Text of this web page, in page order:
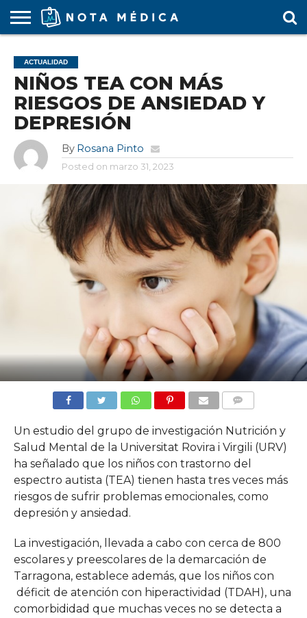
MÉDICA
ARS
ARTÍCULO
ACTUALIDAD
COLEGIO
MÉDICO
COVID-
19
EDUCACIÓN
MÉDICA
ESTUDIANTES
FARMACÉUTICAS
GUBERNAMENTAL
HOSPITALES
Y CLÍNICAS
MARKETING
MÉDICO
RESIDENTES
SALUD
LABORAL
SOCIEDADES
MÉDICAS
TURISMO
MÉDICO
VÍDEOS
ACTUALIDAD
NIÑOS TEA CON MÁS
RIESGOS DE ANSIEDAD Y
DEPRESIÓN
By Rosana Pinto
Posted on marzo 31, 2023
Un estudio del grupo de investigación Nutrición y
Salud Mental de la Universitat Rovira i Virgili (URV)
ha señalado que los niños con trastorno del
espectro autista (TEA) tienen hasta tres veces más
riesgos de sufrir problemas emocionales, como
depresión y ansiedad.
La investigación, llevada a cabo con cerca de 800
escolares y preescolares de la demarcación de
Tarragona, establece además, que los niños con
déficit de atención con hiperactividad (TDAH), una
comorbididad que muchas veces no se detecta a